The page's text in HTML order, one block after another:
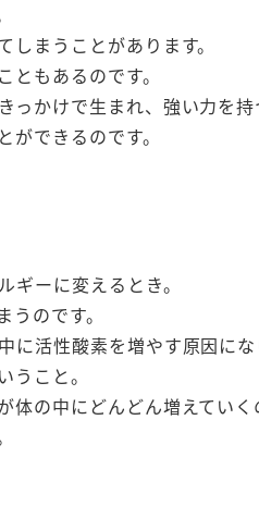
まうことがあります。
もあるのです。
かけで生まれ、強い力を持
できるのです。
ーに変えるとき。
のです。
活性酸素を増やす原因にな
こと。
の中にどんどん増えていく